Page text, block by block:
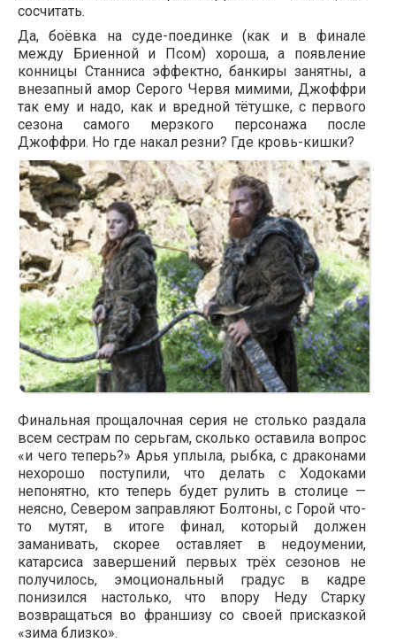
сосчитать.
Да, боёвка на суде-поединке (как и в финале
между Бриенной и Псом) хороша, а появление
конницы Станниса эффектно, банкиры занятны, а
внезапный амор Серого Червя мимими, Джоффри
так ему и надо, как и вредной тётушке, с первого
сезона самого мерзкого персонажа после
Джоффри. Но где накал резни? Где кровь-кишки?
Финальная прощалочная серия не столько раздала
всем сестрам по серьгам, сколько оставила вопрос
«и чего теперь?» Арья уплыла, рыбка, с драконами
нехорошо поступили, что делать с Ходоками
непонятно, кто теперь будет рулить в столице —
неясно, Севером заправляют Болтоны, с Горой что-
то мутят, в итоге финал, который должен
заманивать, скорее оставляет в недоумении,
катарсиса завершений первых трёх сезонов не
получилось, эмоциональный градус в кадре
понизился настолько, что впору Неду Старку
возвращаться во франшизу со своей присказкой
«зима близко».